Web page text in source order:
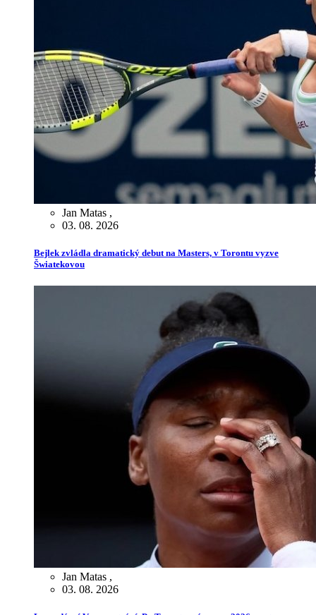
Jan Matas ,
03. 08. 2026
Bejlek zvládla dramatický debut na Masters, v Torontu vyzve
Šwiatekovou
Jan Matas ,
03. 08. 2026